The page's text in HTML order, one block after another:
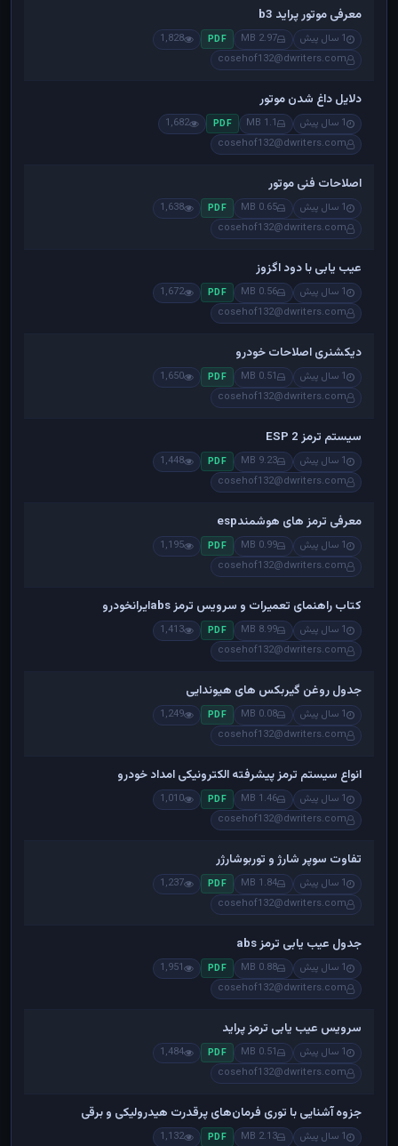
معرفی موتور پراید b3
1 سال پیش 2.97 MB
PDF
1,828
cosehof132@dwriters.com
دلایل داغ شدن موتور
1 سال پیش 1.1 MB
PDF
1,682
cosehof132@dwriters.com
اصلاحات فنی موتور
1 سال پیش 0.65 MB
PDF
1,638
cosehof132@dwriters.com
عیب یابی با دود اگزوز
1 سال پیش 0.56 MB
PDF
1,672
cosehof132@dwriters.com
دیکشنری اصلاحات خودرو
1 سال پیش 0.51 MB
PDF
1,650
cosehof132@dwriters.com
سیستم ترمز ESP 2
1 سال پیش 9.23 MB
PDF
1,448
cosehof132@dwriters.com
معرفی ترمز های هوشمندesp
1 سال پیش 0.99 MB
PDF
1,195
cosehof132@dwriters.com
کتاب راهنمای تعمیرات و سرویس ترمز absایرانخودرو
1 سال پیش 8.99 MB
PDF
1,413
cosehof132@dwriters.com
جدول روغن گیربکس های هیوندایی
1 سال پیش 0.08 MB
PDF
1,249
cosehof132@dwriters.com
انواع سیستم ترمز پیشرفته الکترونیکی امداد خودرو
1 سال پیش 1.46 MB
PDF
1,010
cosehof132@dwriters.com
تفاوت سوپر شارژ و توربوشارژر
1 سال پیش 1.84 MB
PDF
1,237
cosehof132@dwriters.com
جدول عیب یابی ترمز abs
1 سال پیش 0.88 MB
PDF
1,951
cosehof132@dwriters.com
سرویس عیب یابی ترمز پراید
1 سال پیش 0.51 MB
PDF
1,484
cosehof132@dwriters.com
جزوه آشنایی با توری فرمان‌های پرقدرت هیدرولیکی و برقی
1 سال پیش 2.13 MB
PDF
1,132